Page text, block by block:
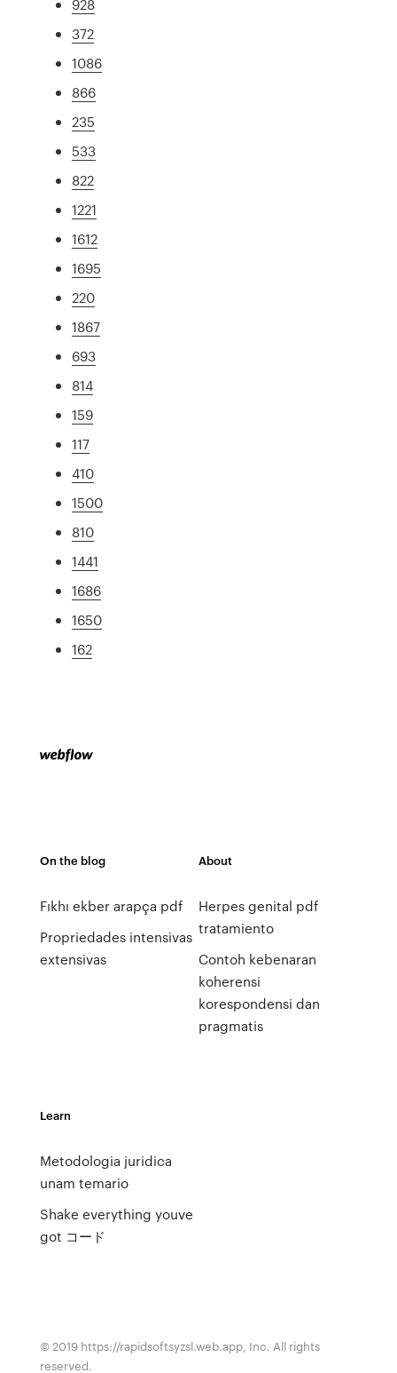
928
372
1086
866
235
533
822
1221
1612
1695
220
1867
693
814
159
117
410
1500
810
1441
1686
1650
162
On the blog
Fıkhı ekber arapça pdf
Propriedades intensivas
extensivas
About
Herpes genital pdf
tratamiento
Contoh kebenaran
koherensi
korespondensi dan
pragmatis
Learn
Metodologia juridica
unam temario
Shake everything youve
got コード
© 2019 https://rapidsoftsyzsl.web.app, Inc. All rights
reserved.